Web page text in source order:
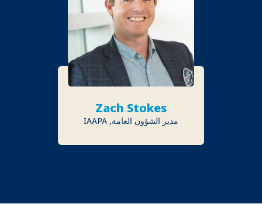
Zach Stokes
مدير الشؤون العامة, IAAPA